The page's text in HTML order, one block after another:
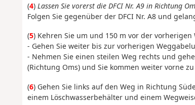
(4) Lassen Sie vorerst die DFCI Nr. A9 in Richtung
Folgen Sie gegenüber der DFCI Nr. A8 und
(5) Kehren Sie um und 150 m vor der
- Gehen Sie weiter bis zur vorherigen
- Nehmen Sie einen steilen Weg rechts und
(Richtung Oms) und Sie kommen weiter vorne
(6) Gehen Sie links auf den Weg in Richtung
einem Löschwasserbehälter und einem